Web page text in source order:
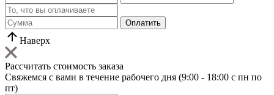
Оплатить
Наверх
Рассчитать стоимость заказа
Свяжемся с вами в течение рабочего дня (9:00 - 18:00 с пн по
пт)